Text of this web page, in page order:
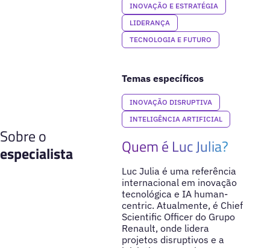
INOVAÇÃO E ESTRATÉGIA
LIDERANÇA
TECNOLOGIA E FUTURO
Temas específicos
INOVAÇÃO DISRUPTIVA
INTELIGÊNCIA ARTIFICIAL
Sobre o
especialista
Quem é Luc Julia?
Luc Julia é uma referência
internacional em inovação
tecnológica e IA human-
centric. Atualmente, é Chief
Scientific Officer do Grupo
Renault, onde lidera
projetos disruptivos e a